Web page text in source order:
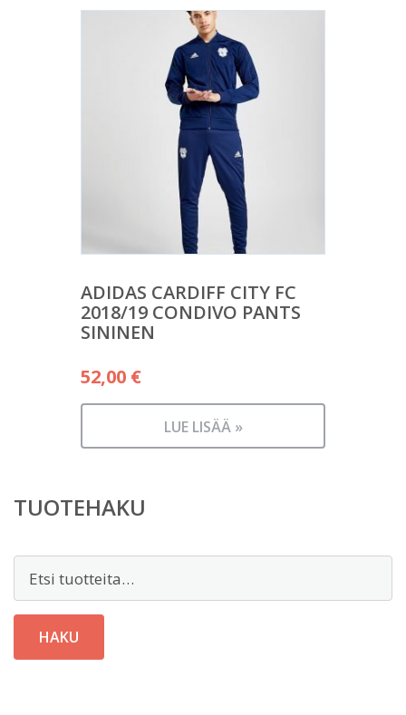
ADIDAS CARDIFF CITY FC
2018/19 CONDIVO PANTS
SININEN
52,00 €
LUE LISÄÄ »
TUOTEHAKU
HAKU